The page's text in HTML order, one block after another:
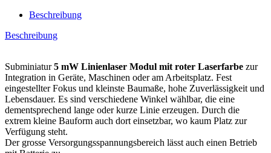
Beschreibung
Beschreibung
Subminiatur5 mW Linienlaser Modul mit roter Laserfarbe zur
Integration in Geräte, Maschinen oder am Arbeitsplatz. Fest
eingestellter Fokus und kleinste Baumaße, hohe Zuverlässigkeit und
Lebensdauer. Es sind verschiedene Winkel wählbar, die eine
dementsprechend lange oder kurze Linie erzeugen. Durch die
extrem kleine Bauform auch dort einsetzbar, wo kaum Platz zur
Verfügung steht.
Der grosse Versorgungsspannungsbereich lässt auch einen Betrieb